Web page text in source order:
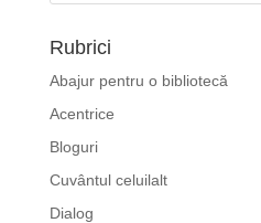
Rubrici
Abajur pentru o bibliotecă
Acentrice
Bloguri
Cuvântul celuilalt
Dialog